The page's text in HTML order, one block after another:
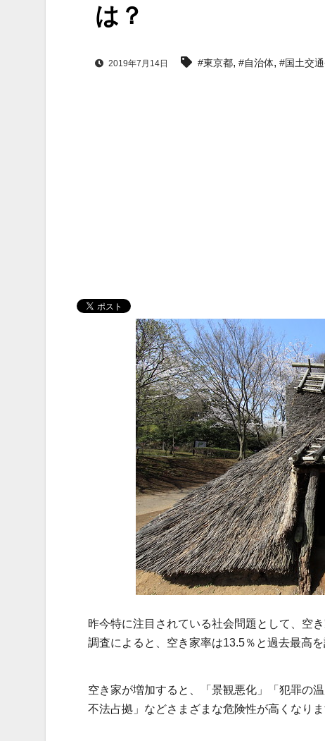
は？
2019年7月14日 #東京都, #自治体, #国土交
昨今特に注目されている社会問題として、空
調査によると、空き家率は13.5％と過去最高を
空き家が増加すると、「景観悪化」「犯罪の
不法占拠」などさまざまな危険性が高くなりま